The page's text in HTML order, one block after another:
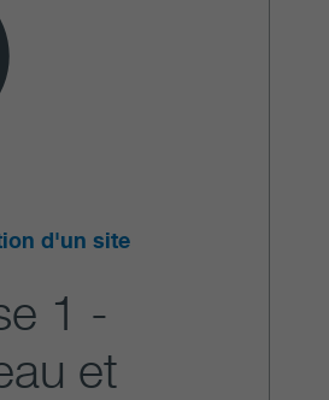
d'un site
1 -
et